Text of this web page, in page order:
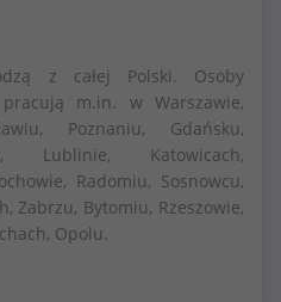
z całej Polski. Osoby
m.in. w Warszawie,
Poznaniu, Gdańsku,
Lublinie, Katowicach,
Radomiu, Sosnowcu,
Zabrzu, Bytomiu, Rzeszowie,
Opolu.